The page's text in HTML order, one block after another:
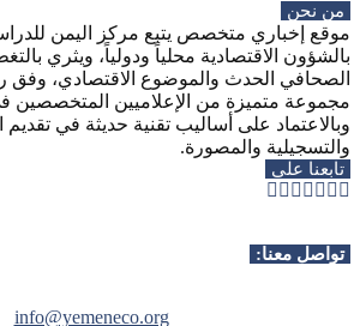
من نحن
موقع إخباري متخصص يتبع مركز اليمن
بالشؤون الاقتصادية محلياً ودولياً، ويثري
الصحافي الحدث والموضوع الاقتصادي، وفق
مجموعة متميزة من الإعلاميين المتخصصين
وبالاعتماد على أساليب تقنية حديثة في تقديم
والتسجيلية والمصورة.
تابعنا على
Facebook
Twitter
Instagram
Youtube
Rss
Telegram
Whatsapp
تواصل معنا:
info@yemeneco.org